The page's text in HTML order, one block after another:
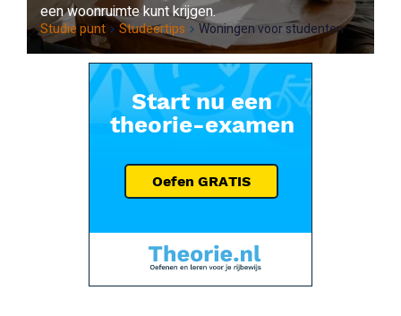
een woonruimte kunt krijgen.
Studie punt Studeertips Woningen voor studenten